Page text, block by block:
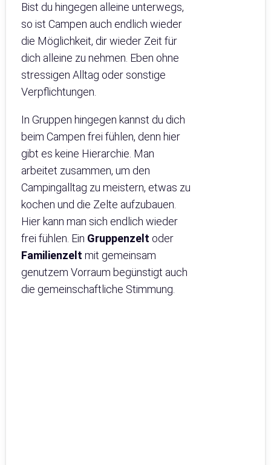
Bist du hingegen alleine unterwegs,
so ist Campen auch endlich wieder
die Möglichkeit, dir wieder Zeit für
dich alleine zu nehmen. Eben ohne
stressigen Alltag oder sonstige
Verpflichtungen.
In Gruppen hingegen kannst du dich
beim Campen frei fühlen, denn hier
gibt es keine Hierarchie. Man
arbeitet zusammen, um den
Campingalltag zu meistern, etwas zu
kochen und die Zelte aufzubauen.
Hier kann man sich endlich wieder
frei fühlen. Ein Gruppenzelt oder
Familienzelt mit gemeinsam
genutzem Vorraum begünstigt auch
die gemeinschaftliche Stimmung.